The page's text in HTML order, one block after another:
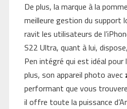
De plus, la marque à la
meilleure gestion du support
ravit les utilisateurs de
S22 Ultra, quant à lui,
Pen intégré qui est idéal
plus, son appareil photo avec
performant que vous
il offre toute la puissance